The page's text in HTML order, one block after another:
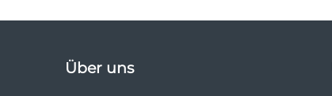
Über uns